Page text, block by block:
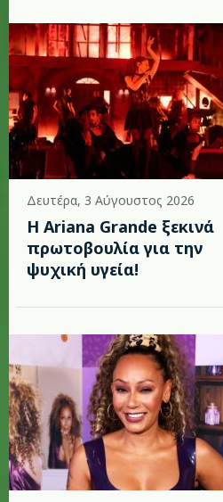
Δευτέρα, 3 Αύγουστος 2026
Η Ariana Grande ξεκινά
πρωτοβουλία για την
ψυχική υγεία!